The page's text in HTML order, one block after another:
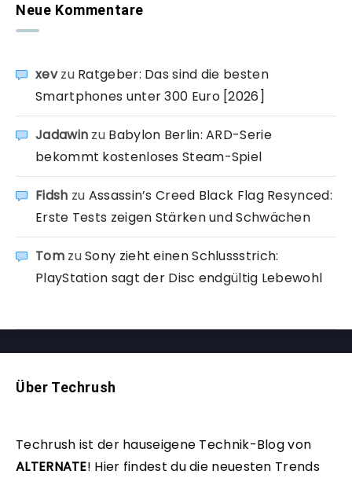
Neue Kommentare
xevzu Ratgeber: Das sind die besten
Smartphones unter 300 Euro [2026]
Jadawin zu Babylon Berlin: ARD-Serie
bekommt kostenloses Steam-Spiel
Fidsh zu Assassin’s Creed Black Flag Resynced:
Erste Tests zeigen Stärken und Schwächen
TomzuSony zieht einen Schlussstrich:
PlayStation sagt der Disc endgültig Lebewohl
Über Techrush
Techrush ist der hauseigene Technik-Blog von
ALTERNATE! Hier findest du die neuesten Trends